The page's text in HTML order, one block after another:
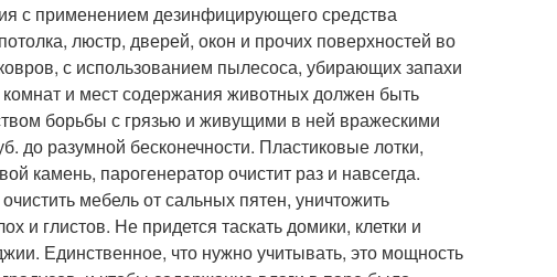
с применением дезинфицирующего средства
люстр, дверей, окон и прочих поверхностей во
с использованием пылесоса, убирающих запахи
и мест содержания животных должен быть
борьбы с грязью и живущими в ней вражескими
до разумной бесконечности. Пластиковые лотки,
камень, парогенератор очистит раз и навсегда.
мебель от сальных пятен, уничтожить
и глистов. Не придется таскать домики, клетки и
Единственное, что нужно учитывать, это мощность